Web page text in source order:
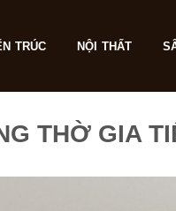
TRÚC NỘI THẤT
THỜ GIA